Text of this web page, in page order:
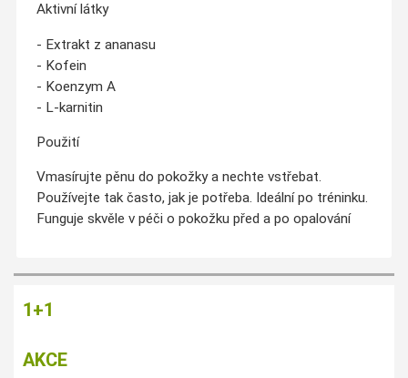
Aktivní látky
- Extrakt z ananasu
- Kofein
- Koenzym A
- L-karnitin
Použití
Vmasírujte pěnu do pokožky a nechte vstřebat.
Používejte tak často, jak je potřeba. Ideální po tréninku.
Funguje skvěle v péči o pokožku před a po opalování
1+1
AKCE